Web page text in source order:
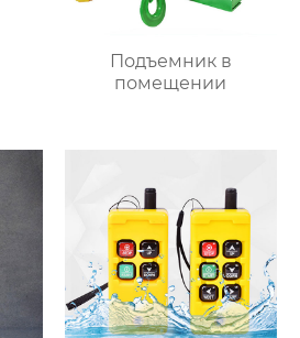
Подъемник в
помещении